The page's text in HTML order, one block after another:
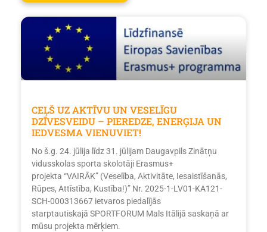
CEĻŠ UZ AKTĪVU UN VESELĪGU
DZĪVESVEIDU – PIEREDZE, ENERĢIJA UN
IEDVESMA VIENUVIET!
No š.g. 24. jūlija līdz 31. jūlijam Daugavpils Zinātņu
vidusskolas sporta skolotāji Erasmus+
projekta “VAIRĀK” (Veselība, Aktivitāte, Iesaistīšanās,
Rūpes, Attīstība, Kustība!)” Nr. 2025-1-LV01-KA121-
SCH-000313667 ietvaros piedalījās
starptautiskajā SPORTFORUM Mals Itālijā saskaņā ar
mūsu projekta mērķiem.